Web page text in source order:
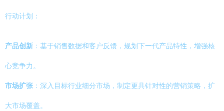
行动计划：
产品创新 ：基于销售数据和客户反馈，规划下一代产品特性，增强核
心竞争力。
市场扩张 ：深入目标行业细分市场，制定更具针对性的营销策略，扩
大市场覆盖。